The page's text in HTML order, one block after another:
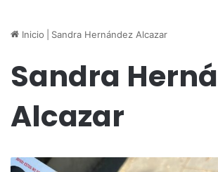
Inicio Sandra Hernández Alcazar
Sandra
Alcazar
Venden